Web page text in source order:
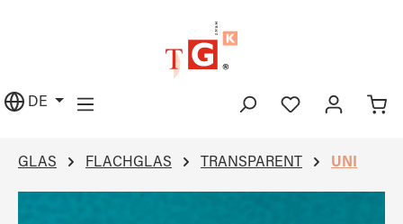
DE
GLAS FLACHGLAS TRANSPARENT UNI